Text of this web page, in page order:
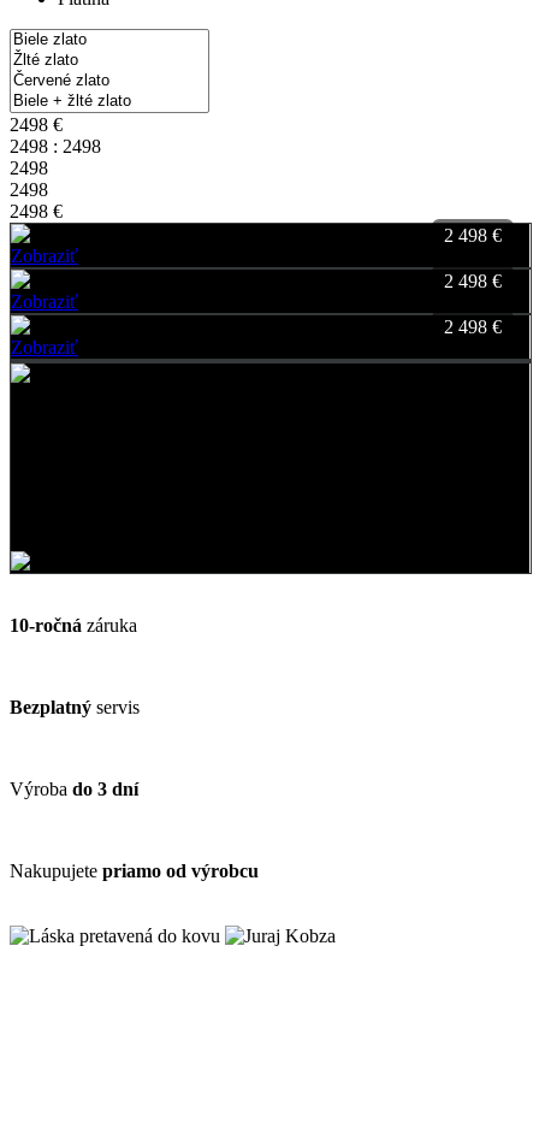
2498 €
2498 : 2498
2498
2498
2498 €
2 498 €
Zobraziť
2 498 €
Zobraziť
2 498 €
Zobraziť
10-ročná záruka
Bezplatný servis
Výroba do 3 dní
Nakupujete priamo od výrobcu